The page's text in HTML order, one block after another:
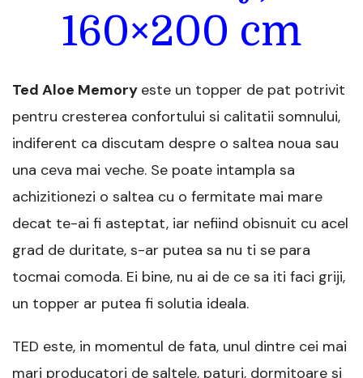
160×200 cm
Ted Aloe Memory este un topper de pat potrivit
pentru cresterea confortului si calitatii somnului,
indiferent ca discutam despre o saltea noua sau
una ceva mai veche. Se poate intampla sa
achizitionezi o saltea cu o fermitate mai mare
decat te-ai fi asteptat, iar nefiind obisnuit cu acel
grad de duritate, s-ar putea sa nu ti se para
tocmai comoda. Ei bine, nu ai de ce sa iti faci griji,
un topper ar putea fi solutia ideala.
TED este, in momentul de fata, unul dintre cei mai
mari producatori de saltele, paturi, dormitoare si